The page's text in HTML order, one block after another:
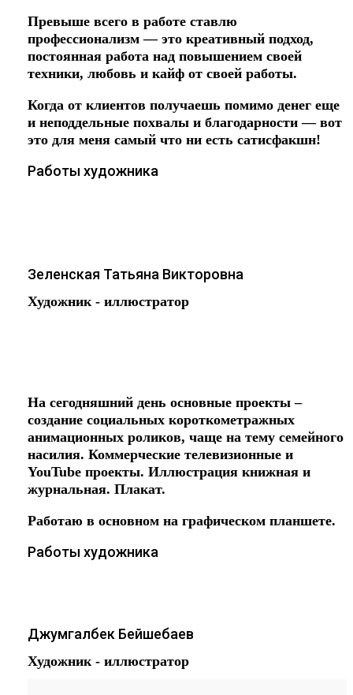
Превыше всего в работе ставлю
профессионализм — это креативный подход,
постоянная работа над повышением своей
техники, любовь и кайф от своей работы.
Когда от клиентов получаешь помимо денег еще
и неподдельные похвалы и благодарности — вот
это для меня самый что ни есть сатисфакшн!
Работы художника
Зеленская Татьяна Викторовна
Художник - иллюстратор
На сегодняшний день основные проекты –
создание социальных короткометражных
анимационных роликов, чаще на тему семейного
насилия. Коммерческие телевизионные и
YouTube проекты. Иллюстрация книжная и
журнальная. Плакат.
Работаю в основном на графическом планшете.
Работы художника
Джумгалбек Бейшебаев
Художник - иллюстратор